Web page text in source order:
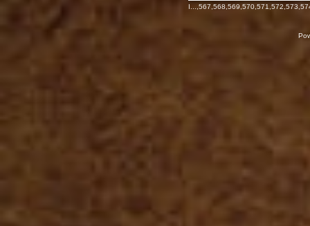
I 567 568 569 570 571 572 573